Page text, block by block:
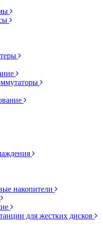
накопители
для жестких дисков